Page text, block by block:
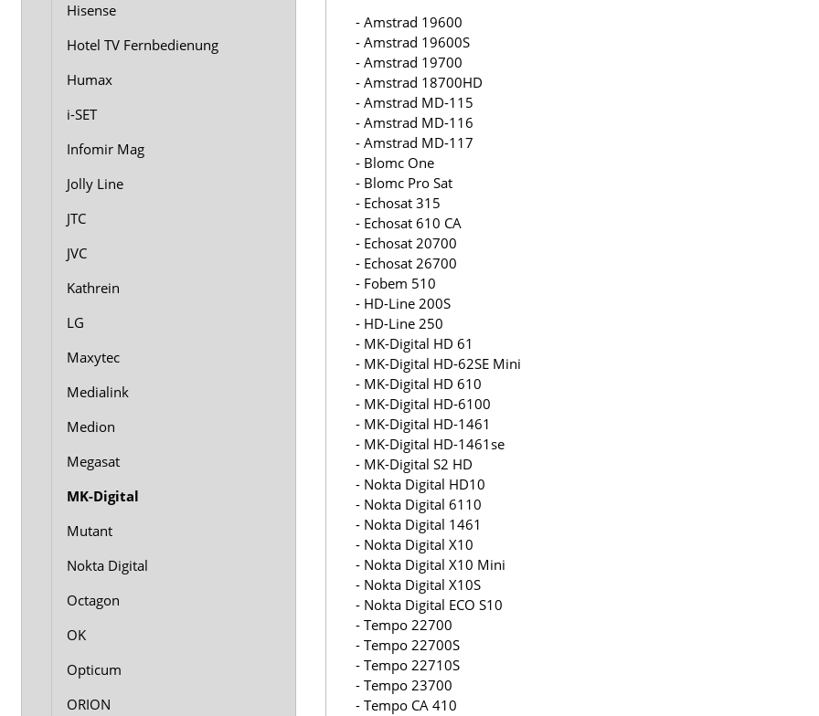
- Amstrad 19600
- Amstrad 19600S
- Amstrad 19700
- Amstrad 18700HD
- Amstrad MD-115
- Amstrad MD-116
- Amstrad MD-117
- Blomc One
- Blomc Pro Sat
- Echosat 315
- Echosat 610 CA
- Echosat 20700
- Echosat 26700
- Fobem 510
- HD-Line 200S
- HD-Line 250
- MK-Digital HD 61
- MK-Digital HD-62SE Mini
- MK-Digital HD 610
- MK-Digital HD-6100
- MK-Digital HD-1461
- MK-Digital HD-1461se
- MK-Digital S2 HD
- Nokta Digital HD10
- Nokta Digital 6110
- Nokta Digital 1461
- Nokta Digital X10
- Nokta Digital X10 Mini
- Nokta Digital X10S
- Nokta Digital ECO S10
- Tempo 22700
- Tempo 22700S
- Tempo 22710S
- Tempo 23700
- Tempo CA 410
Hisense
Hotel TV Fernbedienung
Humax
i-SET
Infomir Mag
Jolly Line
JTC
JVC
Kathrein
LG
Maxytec
Medialink
Medion
Megasat
MK-Digital
Mutant
Nokta Digital
Octagon
OK
Opticum
ORION